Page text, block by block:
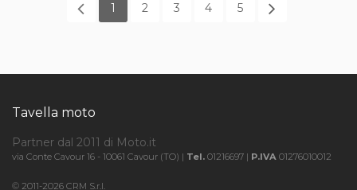
1 2 3 4 5
Tavella moto
Partner dal 2011 di Moto.it
via Conte Cavour 16 - 10061 Cavour (TO) | Tel. 01216697 | P.IVA 01276010012
© 2011-2026 CRM S.r.l.